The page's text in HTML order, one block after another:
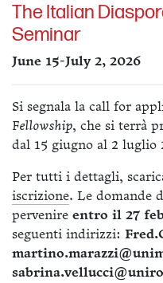
The Italian
Seminar
June 15-July 2, 2026
Si segnala la call for
Fellowship, che si terrà
dal 15 giugno al 2 luglio
Per tutti i dettagli,
iscrizione. Le domande
pervenire entro il 27
seguenti indirizzi: